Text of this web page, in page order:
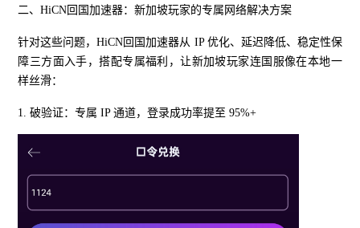
二、HiCN回国加速器：新加坡玩家的专属网络解决方案
针对这些问题，HiCN回国加速器从 IP 优化、延迟降低、稳定性保
障三方面入手，搭配专属福利，让新加坡玩家连国服像在本地一
样丝滑：
1. 破验证：专属 IP 通道，登录成功率提至 95%+